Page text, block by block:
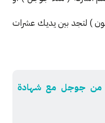
) لتجد بين يديك عشرات
من جوجل مع شهادة